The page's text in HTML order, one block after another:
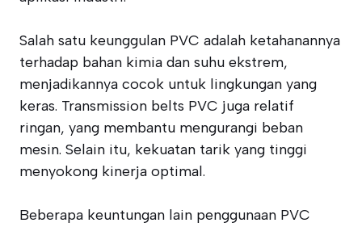
Salah satu keunggulan PVC adalah ketahanannya
terhadap bahan kimia dan suhu ekstrem,
menjadikannya cocok untuk lingkungan yang
keras. Transmission belts PVC juga relatif
ringan, yang membantu mengurangi beban
mesin. Selain itu, kekuatan tarik yang tinggi
menyokong kinerja optimal.
Beberapa keuntungan lain penggunaan PVC